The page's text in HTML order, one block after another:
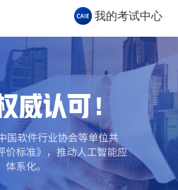
我的考试中心